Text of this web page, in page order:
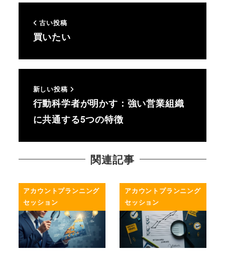
古い投稿
買いたい
新しい投稿
行動科学者が明かす：強い営業組織
に共通する5つの特徴
関連記事
アカウントプランニング
セッション
アカウントプランニング
セッション